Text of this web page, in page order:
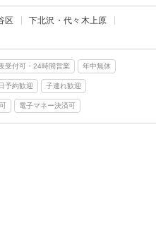
区
下北沢・代々木上原
受付可・24時間営業 年中無休
予約歓迎 子連れ歓迎
電子マネー決済可